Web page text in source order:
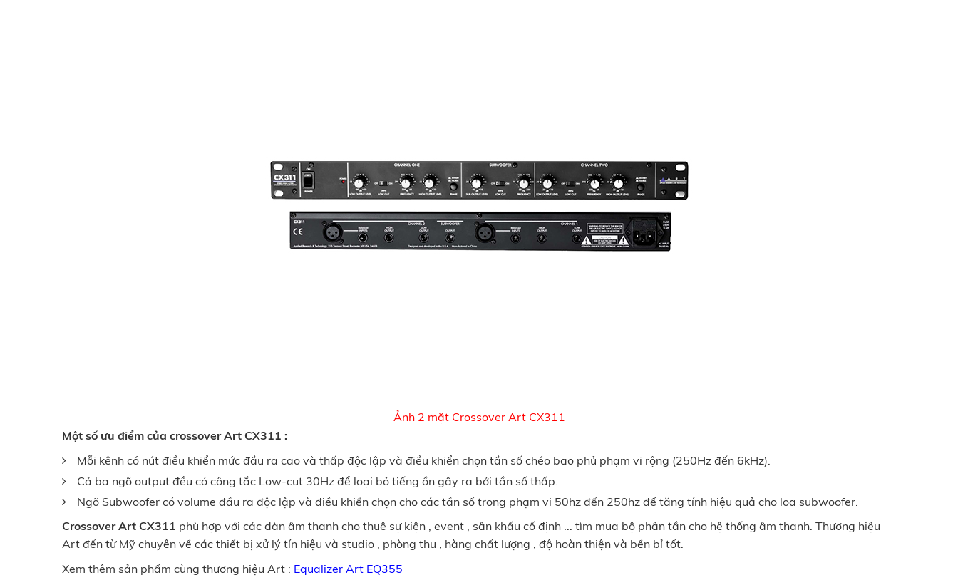
Ảnh 2 mặt Crossover Art CX311
Một số ưu điểm của crossover Art CX311 :
Mỗi kênh có nút điều khiển mức đầu ra cao và thấp độc lập và điều khiển chọn tần số chéo bao phủ phạm vi rộng (250Hz đến 6kHz).
Cả ba ngõ output đều có công tắc Low-cut 30Hz để loại bỏ tiếng ồn gây ra bởi tần số thấp.
Ngõ Subwoofer có volume đầu ra độc lập và điều khiển chọn cho các tần số trong phạm vi 50hz đến 250hz để tăng tính hiệu quả cho loa subwoofer.
Crossover Art CX311 phù hợp với các dàn âm thanh cho thuê sự kiện , event , sân khấu cố định ... tìm mua bộ phân tần cho hệ thống âm thanh. Thương hiệu
Art đến từ Mỹ chuyên về các thiết bị xử lý tín hiệu và studio , phòng thu , hàng chất lượng , độ hoàn thiện và bền bỉ tốt.
Xem thêm sản phẩm cùng thương hiệu Art : Equalizer Art EQ355